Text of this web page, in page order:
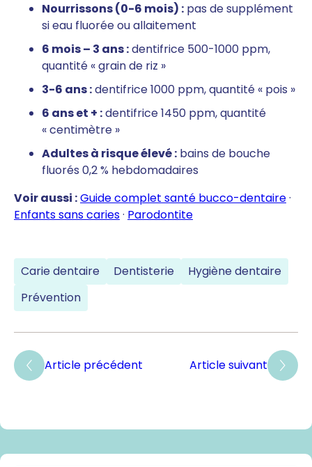
Nourrissons (0-6 mois) : pas de supplément
si eau fluorée ou allaitement
6 mois – 3 ans :dentifrice 500-1000 ppm,
quantité « grain de riz »
3-6 ans :dentifrice 1000 ppm, quantité « pois »
6 ans et + :dentifrice 1450 ppm, quantité
« centimètre »
Adultes à risque élevé : bains de bouche
fluorés 0,2 % hebdomadaires
Voir aussi :Guide complet santé bucco-dentaire·
Enfants sans caries· Parodontite
Carie dentaire Dentisterie
Hygiène dentaire
Prévention
Article précédent Article suivant